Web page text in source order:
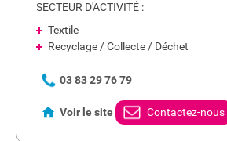
SECTEUR D'ACTIVITÉ :
Textile
Recyclage / Collecte / Déchet
03 83 29 76 79
Voir le site Contactez-nous